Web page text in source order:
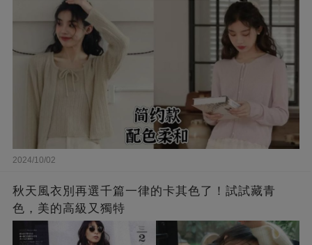
2024/10/02
秋天風衣別再選千篇一律的卡其色了！試試藏青
色，美的高級又獨特